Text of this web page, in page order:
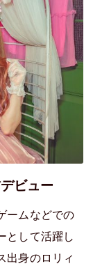
ビュー
ームなどでの
として活躍し
出身のロリィ